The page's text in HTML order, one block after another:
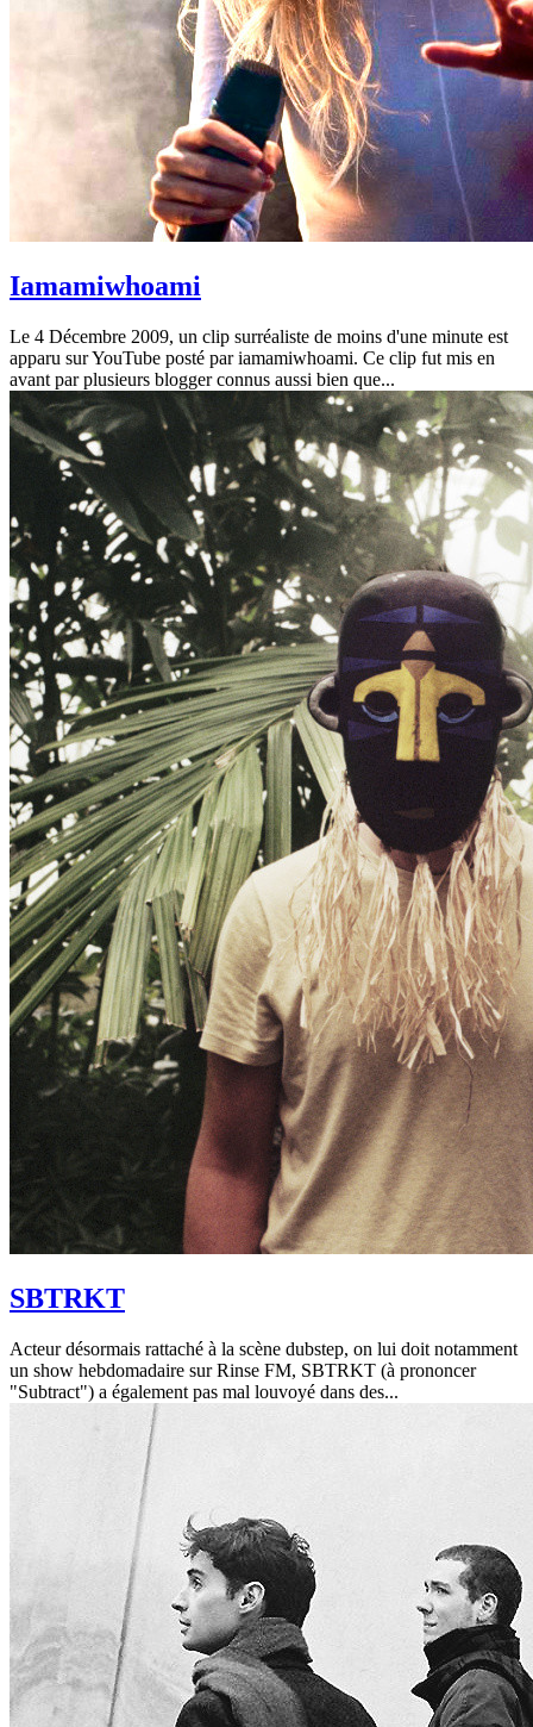
Iamamiwhoami
Le 4 Décembre 2009, un clip surréaliste de moins d'une minute est
apparu sur YouTube posté par iamamiwhoami. Ce clip fut mis en
avant par plusieurs blogger connus aussi bien que...
SBTRKT
Acteur désormais rattaché à la scène dubstep, on lui doit notamment
un show hebdomadaire sur Rinse FM, SBTRKT (à prononcer
"Subtract") a également pas mal louvoyé dans des...